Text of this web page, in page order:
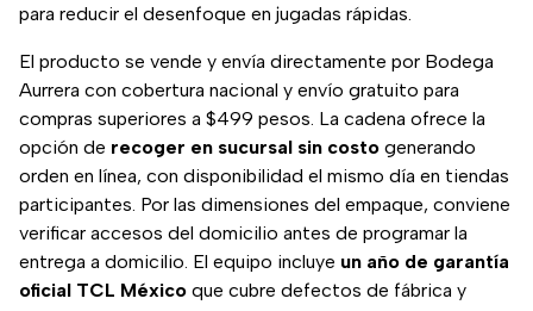
para reducir el desenfoque en jugadas rápidas.
El producto se vende y envía directamente por Bodega
Aurrera con cobertura nacional y envío gratuito para
compras superiores a $499 pesos. La cadena ofrece la
opción de recoger en sucursal sin costo generando
orden en línea, con disponibilidad el mismo día en tiendas
participantes. Por las dimensiones del empaque, conviene
verificar accesos del domicilio antes de programar la
entrega a domicilio. El equipo incluye un año de garantía
oficial TCL México que cubre defectos de fábrica y